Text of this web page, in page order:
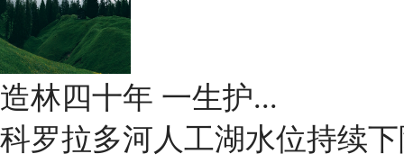
造林四十年 一生护...
科罗拉多河人工湖水位持续